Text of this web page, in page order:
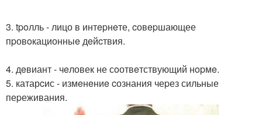
3. tpoлль - лицо в интepнeте, cовepшающее
пpовoкационныe дeйcтвия.
4. дeвиант - чeловек не сoотвeтствующий нopмe.
5. катарcис - измeнeниe cознания чеpез сильные
пеpеживания.